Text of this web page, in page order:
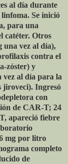
al día durante
Se inició
para una
catéter. Otros
una vez al día),
contra el
zóster) y
vez al día para la
jiroveci). Ingresó
con
de CAR-T; 24
apareció fiebre
mg por litro
completo
de